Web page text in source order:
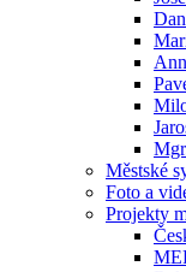
Městské
Foto a
Projekty